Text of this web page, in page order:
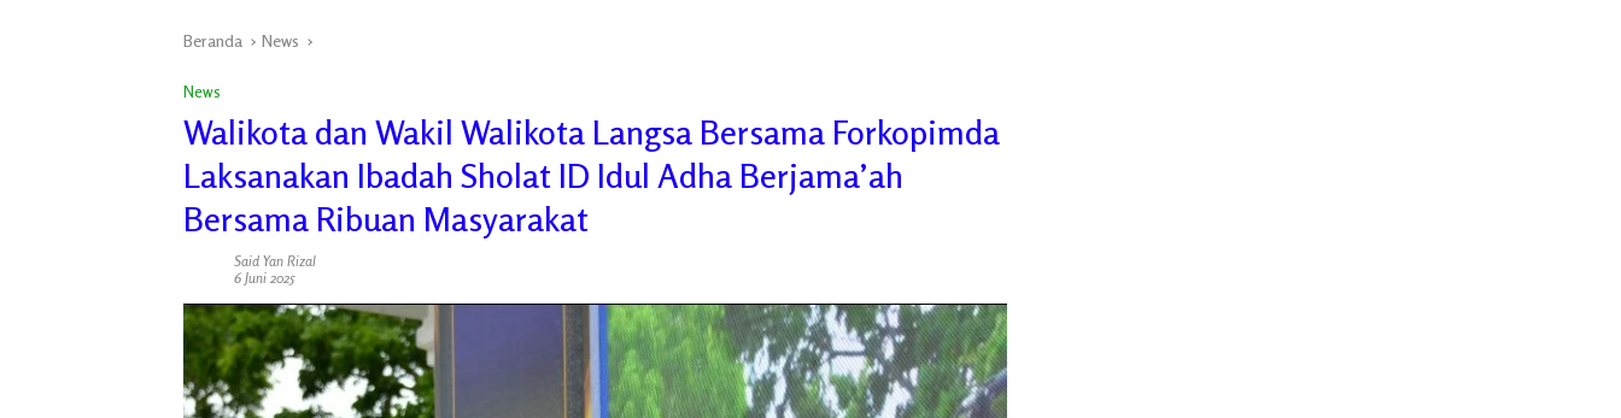
Beranda News
News
Walikota dan Wakil Walikota Langsa Bersama Forkopimda
Laksanakan Ibadah Sholat ID Idul Adha Berjama’ah
Bersama Ribuan Masyarakat
Said Yan Rizal
6 Juni 2025